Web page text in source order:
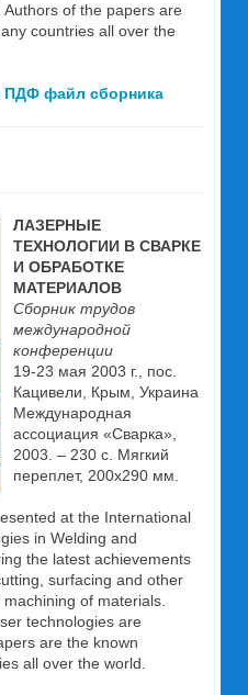
of the papers are
countries all over the
ПДФ файл сборника
ЛАЗЕРНЫЕ
ТЕХНОЛОГИИ В СВАРКЕ
И ОБРАБОТКЕ
МАТЕРИАЛОВ
Сборник трудов
международной
конференции
19-23 мая 2003 г., пос.
Кацивели, Крым, Украина
Международная
ассоциация «Сварка»,
2003. – 230 с. Мягкий
переплет, 200х290 мм.
at the International
in Welding and
the latest achievements
surfacing and other
of materials.
technologies are
are the known
all over the world.